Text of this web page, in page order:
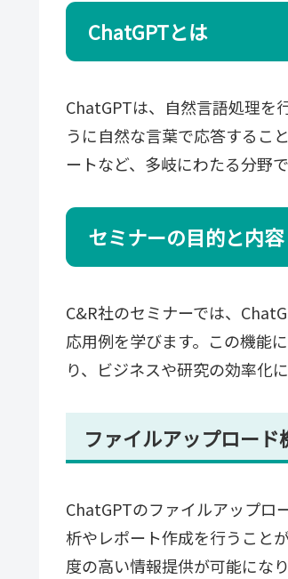
ChatGPTとは
ChatGPTは、自然言語処理を
うに自然な言葉で応答するこ
ートなど、多岐にわたる分野
セミナーの目的と内容
C&R社のセミナーでは、
応用例を学びます。この機能
り、ビジネスや研究の効率化
ファイルアップロード
ChatGPTのファイルアップロ
析やレポート作成を行うこと
度の高い情報提供が可能になり